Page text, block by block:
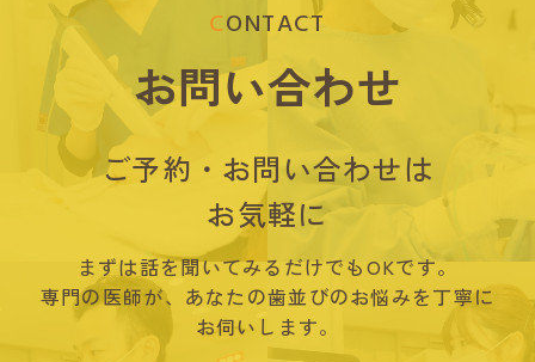
CONTACT
お問い合わせ
ご予約・お問い合わせは
お気軽に
まずは話を聞いてみるだけでもOKです。
専門の医師が、あなたの歯並びのお悩みを丁寧に
お伺いします。